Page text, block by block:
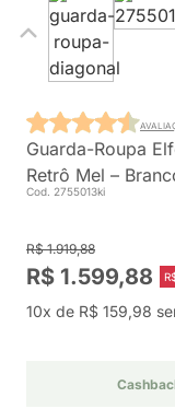
Guarda-Roupa
Retrô Mel –
Cod. 2755013ki
R$ 1.919,88
R$ 1.599,88
10x de R$ 159,98